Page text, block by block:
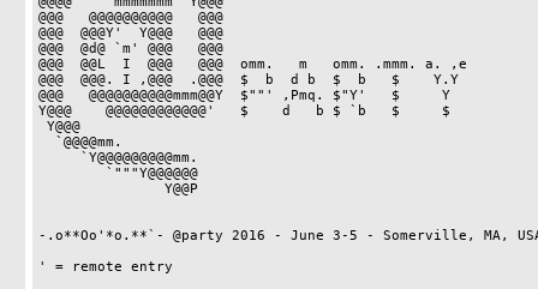
@@@   @@@@@@@@@@   @@@
@@@  @@@Y'  Y@@@   @@@
@@@  @d@ `m' @@@   @@@
@@@  @@L  I  @@@   @@@  omm.   m   omm. .mmm. a. ,e
@@@  @@@. I ,@@@  .@@@  $  b  d b  $  b   $    Y.Y
@@@   @@@@@@@@@@mmm@@Y  $""' ,Pmq. $"Y'   $     Y
Y@@@    @@@@@@@@@@@@'   $    d   b $ `b   $     $
-.o**Oo'*o.**`- @party 2016 - June 3-5 - Somerville, MA,
' = remote entry